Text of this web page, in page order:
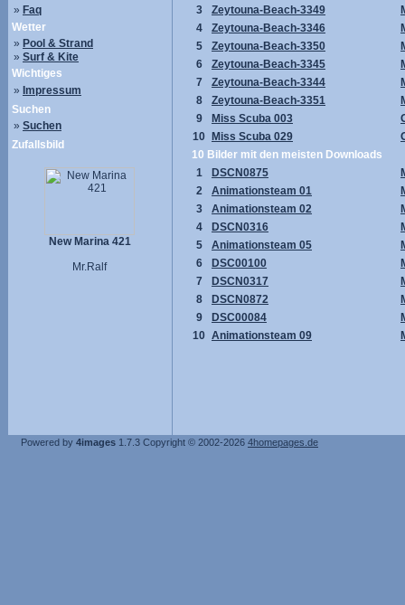
» Faq
Wetter
» Pool & Strand
» Surf & Kite
Wichtiges
» Impressum
Suchen
» Suchen
Zufallsbild
New Marina 421
Mr.Ralf
3
Zeytouna-Beach-3349
4
Zeytouna-Beach-3346
5
Zeytouna-Beach-3350
6
Zeytouna-Beach-3345
7
Zeytouna-Beach-3344
8
Zeytouna-Beach-3351
9
Miss Scuba 003
10
Miss Scuba 029
10 Bilder mit den meisten Downloads
1
DSCN0875
2
Animationsteam 01
3
Animationsteam 02
4
DSCN0316
5
Animationsteam 05
6
DSC00100
7
DSCN0317
8
DSCN0872
9
DSC00084
10 Animationsteam 09
Powered by 4images 1.7.3 Copyright © 2002-2026 4homepages.de